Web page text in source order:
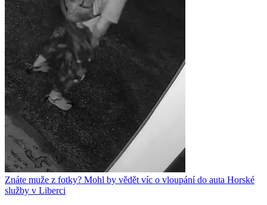
Znáte muže z fotky? Mohl by vědět víc o vloupání do auta Horské
služby v Liberci